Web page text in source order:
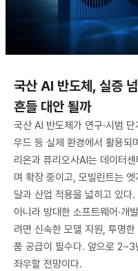
국산 AI 반도체, 실증
흔들 대안 될까
국산 AI 반도체가 연구·시범
우드 등 실제 환경에서 활용되
리온과 퓨리오사AI는 데이터
며 확장 중이고, 모빌린트는
달과 산업 적용을 넓히고 있다
아니라 방대한 소프트웨어·개
려면 신속한 모델 지원, 투명
품 공급이 필수다. 앞으로 2~3
좌우할 전망이다.